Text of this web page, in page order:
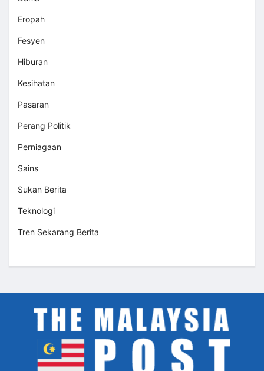
Eropah
Fesyen
Hiburan
Kesihatan
Pasaran
Perang Politik
Perniagaan
Sains
Sukan Berita
Teknologi
Tren Sekarang Berita